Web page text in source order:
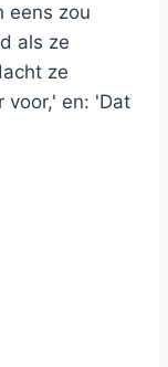
eens zou
als ze
ze
voor,' en: 'Dat